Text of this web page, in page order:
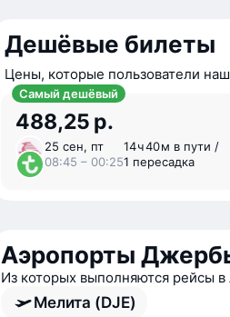
Дешёвые билеты
Цены, которые пользователи
Самый дешёвый
488,25 р.
25 сен, пт
08:45 – 00:25
14 ⁠ч 40 ⁠м в пути /
1 пересадка
Аэропорты
Из которых выполняются рейсы
Мелита (DJE)